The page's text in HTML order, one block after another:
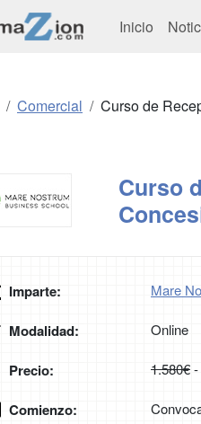
Inicio
Comercial Curso de
Curso
Imparte: Mare
Modalidad: Online
Precio: 1.580€-
Comienzo: